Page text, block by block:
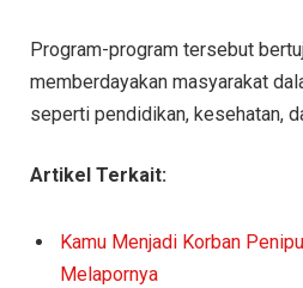
Program-program tersebut
memberdayakan masyarakat
seperti pendidikan, kesehatan,
Artikel Terkait:
Kamu Menjadi Korban
Melapornya